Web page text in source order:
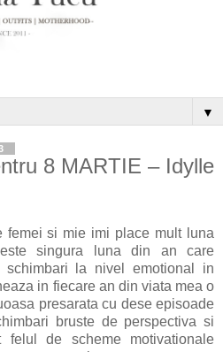
▼
8 MARTIE – Idylle
si mie imi place mult luna
singura luna din an care
la nivel emotional in
in fiecare an din viata mea o
presarata cu dese episoade
bruste de perspectiva si
felul de scheme motivationale